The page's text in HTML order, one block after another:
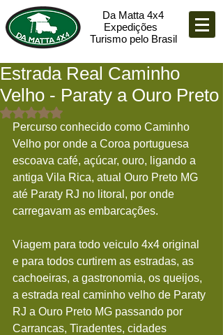
Da Matta 4x4
Expedições
Turismo pelo Brasil
Estrada Real Caminho
Velho - Paraty a Ouro Preto
Avaliado com NaN de 5 estrelas.
Percurso conhecido como Caminho
Velho por onde a Coroa portuguesa
escoava café, açúcar, ouro, ligando a
antiga Vila Rica, atual Ouro Preto MG
até Paraty RJ no litoral, por onde
carregavam as embarcações.
Viagem para todo veiculo 4x4 original
e para todos curtirem as estradas, as
cachoeiras, a gastronomia, os queijos,
a estrada real caminho velho de Paraty
RJ a Ouro Preto MG passando por
Carrancas, Tiradentes, cidades